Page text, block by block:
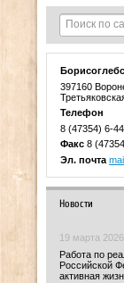
397160
Телефон
8 (47354) 6-
Факс 8
Эл. почта
Новости
19 марта 2026
Работа по
Российской
активная